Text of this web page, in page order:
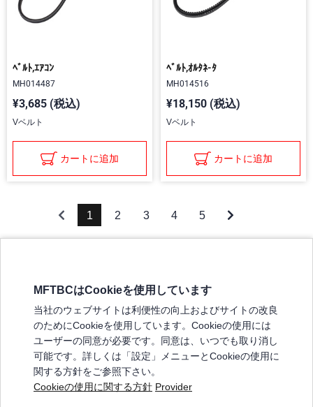
ﾍﾞﾙﾄ,ｴｱｺﾝ
MH014487
¥3,685 (税込)
Vベルト
カートに追加
ﾍﾞﾙﾄ,ｵﾙﾀﾈ-ﾀ
MH014516
¥18,150 (税込)
Vベルト
カートに追加
1 2 3 4 5
弊社の製品について
販売店リスト
よくある質問 / お問い合わせ
特定商取引法に基づく表記
MFTBCはCookieを使用しています
当社のウェブサイトは利便性の向上およびサイトの改良
のためにCookieを使用しています。Cookieの使用には
ユーザーの同意が必要です。同意は、いつでも取り消し
可能です。詳しくは「設定」メニューとCookieの使用に
関する方針をご参照下さい。
Cookieの使用に関する方針 Provider